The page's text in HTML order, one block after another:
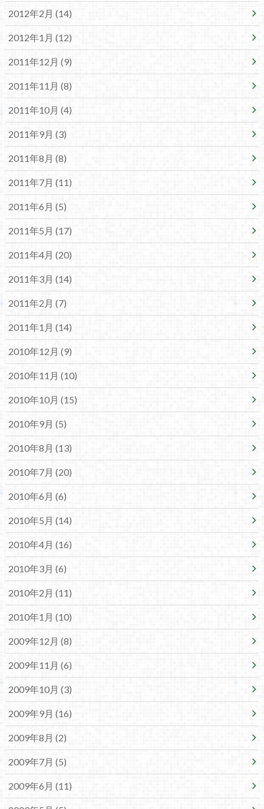
2012年2月 (14)
2012年1月 (12)
2011年12月 (9)
2011年11月 (8)
2011年10月 (4)
2011年9月 (3)
2011年8月 (8)
2011年7月 (11)
2011年6月 (5)
2011年5月 (17)
2011年4月 (20)
2011年3月 (14)
2011年2月 (7)
2011年1月 (14)
2010年12月 (9)
2010年11月 (10)
2010年10月 (15)
2010年9月 (5)
2010年8月 (13)
2010年7月 (20)
2010年6月 (6)
2010年5月 (14)
2010年4月 (16)
2010年3月 (6)
2010年2月 (11)
2010年1月 (10)
2009年12月 (8)
2009年11月 (6)
2009年10月 (3)
2009年9月 (16)
2009年8月 (2)
2009年7月 (5)
2009年6月 (11)